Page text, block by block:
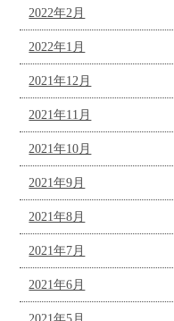
2022年2月
2022年1月
2021年12月
2021年11月
2021年10月
2021年9月
2021年8月
2021年7月
2021年6月